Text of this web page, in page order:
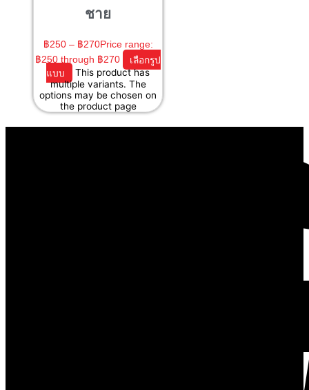
ชาย
฿250 – ฿270Price range:
฿250 through ฿270
เลือกรูป
แบบ
This product has
multiple variants. The
options may be chosen on
the product page